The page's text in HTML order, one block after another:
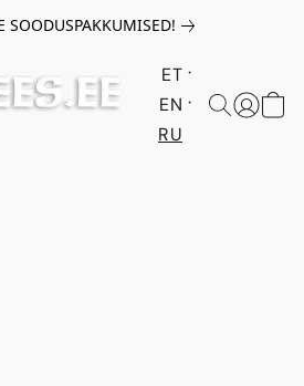
SOODUSPAKKUMISED!
ET
EN
RU